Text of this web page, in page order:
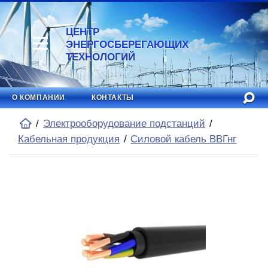
ЦЕНТР
ЭНЕРГОСБЕРЕГАЮЩИХ
ТЕХНОЛОГИЙ
О КОМПАНИИ КОНТАКТЫ
Электрооборудование подстанций
Кабельная продукция
Силовой кабель ВВГнг